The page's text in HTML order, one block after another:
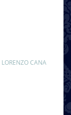
CANA